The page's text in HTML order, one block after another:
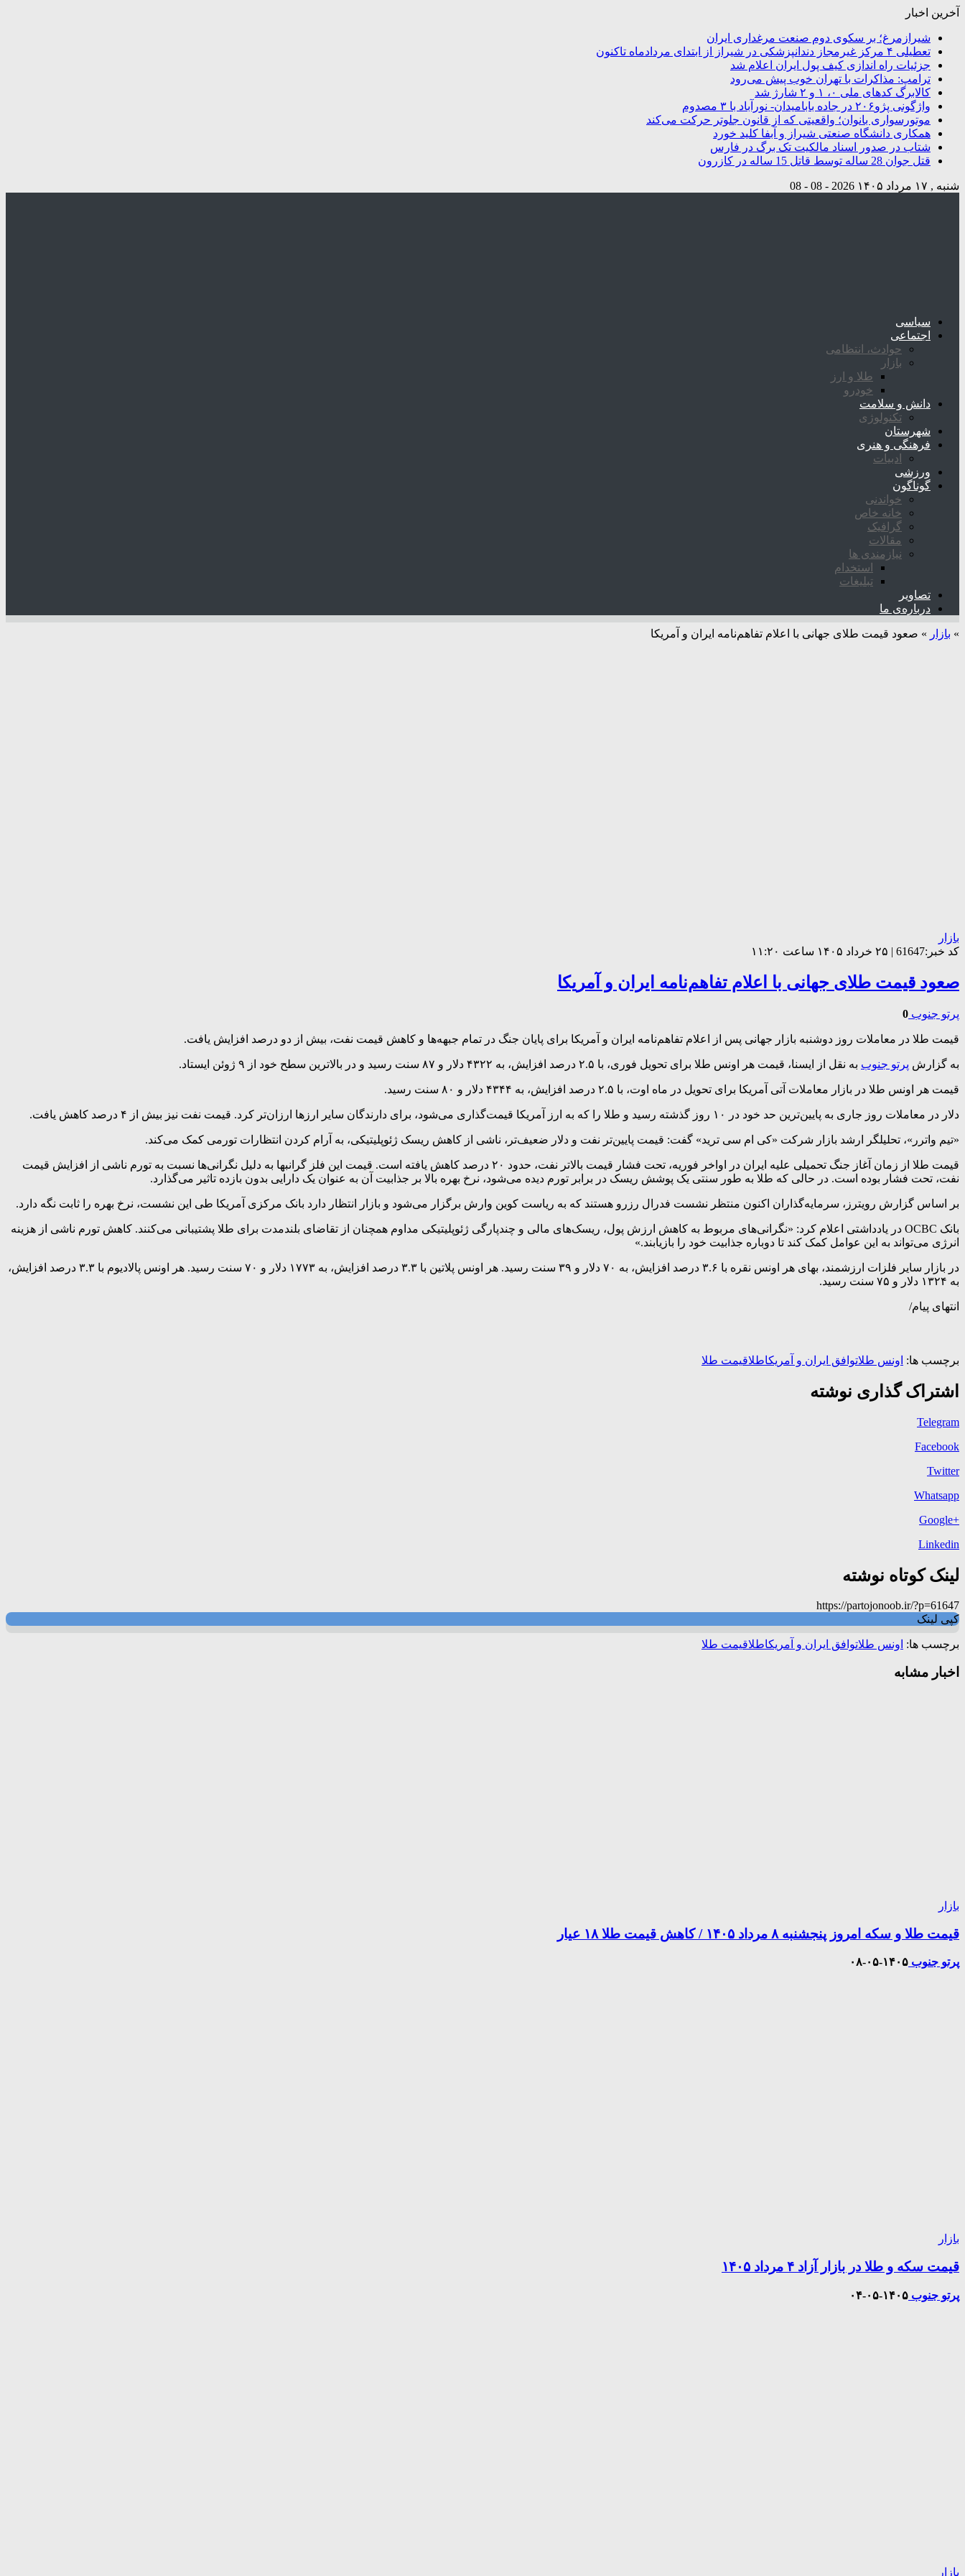
آخرین اخبار
شیرازمرغ؛ بر سکوی دوم صنعت مرغداری ایران
تعطیلی ۴ مرکز غیرمجاز دندانپزشکی در شیراز از ابتدای مردادماه تاکنون
جزئیات راه اندازی کیف پول ایران اعلام شد
ترامپ: مذاکرات با تهران خوب پیش می‌رود
کالابرگ کدهای ملی ۰، ۱ و ۲ شارژ شد
واژگونی پژو۲۰۶ در جاده بابامیدان- نورآباد با ۳ مصدوم
موتورسواری بانوان؛ واقعیتی که از قانون جلوتر حرکت می‌کند
همکاری دانشگاه صنعتی شیراز و آبفا کلید خورد
شتاب در صدور اسناد مالکیت تک برگ در فارس
قتل جوان 28 ساله توسط قاتل 15 ساله در کازرون
شنبه , ۱۷ مرداد ۱۴۰۵ 2026 - 08 - 08
سیاسی
اجتماعی
حوادث، انتظامی
بازار
طلا و ارز
خودرو
دانش و سلامت
تکنولوژی
شهرستان
فرهنگی و هنری
ادبیات
ورزشی
گوناگون
خواندنی
خانه خاص
گرافیک
مقالات
نیازمندی ها
استخدام
تبلیغات
تصاویر
درباره‌ی ما
» بازار » صعود قیمت طلای جهانی با اعلام تفاهم‌نامه ایران و آمریکا
بازار
کد خبر:61647 | ۲۵ خرداد ۱۴۰۵ ساعت ۱۱:۲۰
صعود قیمت طلای جهانی با اعلام تفاهم‌نامه ایران و آمریکا
پرتو جنوب 0
قیمت طلا در معاملات روز دوشنبه بازار جهانی پس از اعلام تفاهم‌نامه ایران و آمریکا برای پایان جنگ در تمام جبهه‌ها و کاهش قیمت نفت، بیش از دو درصد افزایش یافت.
به گزارش پرتو جنوب به نقل از ایسنا، قیمت هر اونس طلا برای تحویل فوری، با ۲.۵ درصد افزایش، به ۴۳۲۲ دلار و ۸۷ سنت رسید و در بالاترین سطح خود از ۹ ژوئن ایستاد.
قیمت هر اونس طلا در بازار معاملات آتی آمریکا برای تحویل در ماه اوت، با ۲.۵ درصد افزایش، به ۴۳۴۴ دلار و ۸۰ سنت رسید.
دلار در معاملات روز جاری به پایین‌ترین حد خود در ۱۰ روز گذشته رسید و طلا را که به ارز آمریکا قیمت‌گذاری می‌شود، برای دارندگان سایر ارزها ارزان‌تر کرد. قیمت نفت نیز بیش از ۴ درصد کاهش یافت.
«تیم واترر»، تحلیلگر ارشد بازار شرکت «کی ام سی ترید» گفت: قیمت‌ پایین‌تر نفت و دلار ضعیف‌تر، ناشی از کاهش ریسک ژئوپلیتیکی، به آرام کردن انتظارات تورمی کمک می‌کند.
قیمت طلا از زمان آغاز جنگ تحمیلی علیه ایران در اواخر فوریه، تحت فشار قیمت بالاتر نفت، حدود ۲۰ درصد کاهش یافته است. قیمت این فلز گرانبها به دلیل نگرانی‌ها نسبت به تورم ناشی از افزایش قیمت
نفت، تحت فشار بوده است. در حالی که طلا به طور سنتی یک پوشش ریسک در برابر تورم دیده می‌شود، نرخ بهره بالا بر جذابیت آن به عنوان یک دارایی بدون بازده تاثیر می‌گذارد.
بر اساس گزارش رویترز، سرمایه‌گذاران اکنون منتظر نشست فدرال رزرو هستند که به ریاست کوین وارش برگزار می‌شود و بازار انتظار دارد بانک مرکزی آمریکا طی این نشست، نرخ‌ بهره را ثابت نگه دارد.
بانک OCBC در یادداشتی اعلام کرد: «نگرانی‌های مربوط به کاهش ارزش پول، ریسک‌های مالی و چندپارگی ژئوپلیتیکی مداوم همچنان از تقاضای بلندمدت برای طلا پشتیبانی می‌کنند. کاهش تورم ناشی از هزینه
انرژی می‌تواند به این عوامل کمک کند تا دوباره جذابیت خود را بازیابند.»
در بازار سایر فلزات ارزشمند، بهای هر اونس نقره با ۳.۶ درصد افزایش، به ۷۰ دلار و ۳۹ سنت رسید. هر اونس پلاتین با ۳.۳ درصد افزایش، به ۱۷۷۳ دلار و ۷۰ سنت رسید. هر اونس پالادیوم با ۳.۳ درصد افزایش،
به ۱۳۲۴ دلار و ۷۵ سنت رسید.
انتهای پیام/
برچسب ها: اونس طلاتوافق ایران و آمریکاطلاقیمت طلا
اشتراک گذاری نوشته
Telegram
Facebook
Twitter
Whatsapp
+Google
Linkedin
لینک کوتاه نوشته
https://partojonoob.ir/?p=61647
کپی لینک
برچسب ها: اونس طلاتوافق ایران و آمریکاطلاقیمت طلا
اخبار مشابه
بازار
قیمت طلا و سکه امروز پنجشنبه ۸ مرداد ۱۴۰۵ / کاهش قیمت طلا ۱۸ عیار
پرتو جنوب ۱۴۰۵-۰۵-۰۸
بازار
قیمت سکه و طلا در بازار آزاد ۴ مرداد ۱۴۰۵
پرتو جنوب ۱۴۰۵-۰۵-۰۴
بازار